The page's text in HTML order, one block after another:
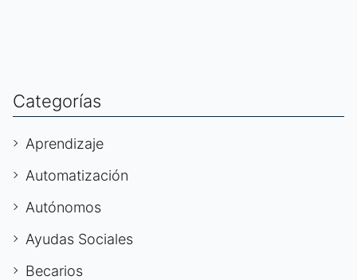
Categorías
Aprendizaje
Automatización
Autónomos
Ayudas Sociales
Becarios